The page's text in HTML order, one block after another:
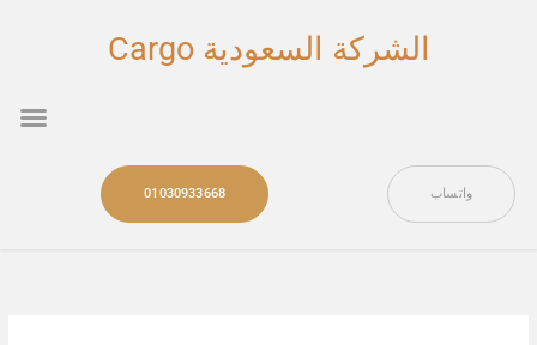
الشركة السعودية Cargo
واتساب 01030933668